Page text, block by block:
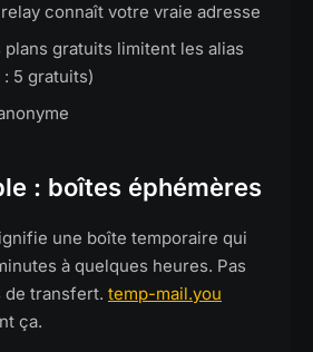
connaît votre vraie adresse
plans gratuits limitent les alias
5 gratuits)
: boîtes éphémères
une boîte temporaire qui
à quelques heures. Pas
transfert. temp-mail.you
ça.